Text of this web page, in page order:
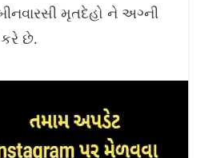
મૃતદેહો ને અગ્ની
છે.